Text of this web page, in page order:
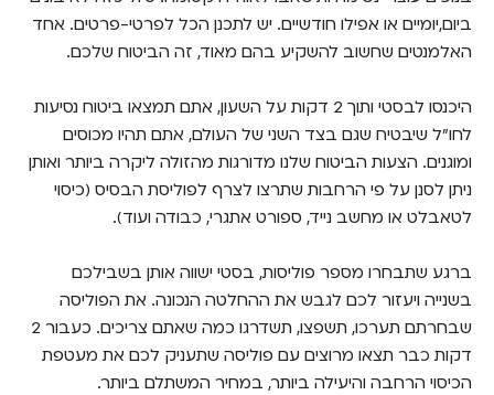
ביום,יומיים או אפילו חודשיים. יש לתכנן הכל לפרטי-פרטים. אחד
האלמנטים שחשוב להשקיע בהם מאוד, זה הביטוח שלכם.
היכנסו לבסטי
ותוך 2 דקות על השעון, אתם תמצאו ביטוח נסיעות
לחו"ל שיבטיח שגם בצד השני של העולם, אתם תהיו מכוסים
ומוגנים. הצעות הביטוח שלנו מדורגות מהזולה ליקרה ביותר ואותן
ניתן לסנן על פי הרחבות שתרצו לצרף לפוליסת הבסיס (כיסוי
לטאבלט או מחשב נייד, ספורט אתגרי, כבודה ועוד).
ברגע שתבחרו מספר פוליסות, בסטי ישווה אותן בשבילכם
בשנייה ויעזור לכם לגבש את ההחלטה הנכונה. את הפוליסה
שבחרתם תערכו, תשפצו, תשדרגו כמה שאתם צריכים. כעבור 2
דקות כבר תצאו מרוצים עם פוליסה שתעניק לכם את מעטפת
הכיסוי הרחבה והיעילה ביותר, במחיר המשתלם ביותר.